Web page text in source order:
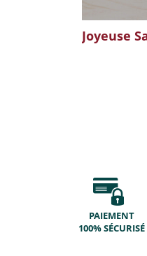
Joyeuse
PAIEMENT
100% SÉCURISÉ